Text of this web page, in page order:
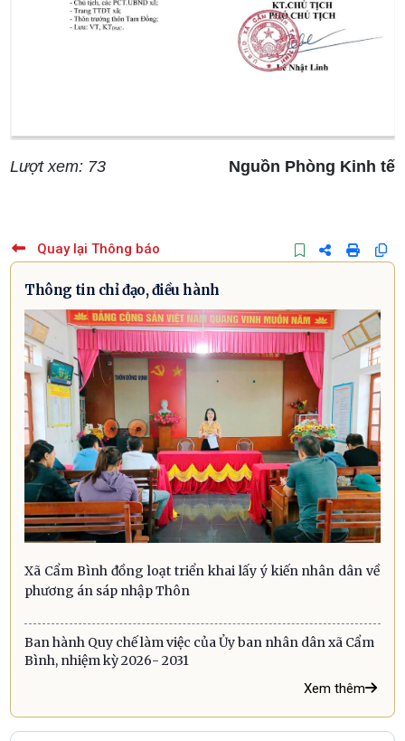
Lượt xem: 73 Nguồn Phòng Kinh tế
Quay lại Thông báo
Thông tin chỉ đạo, điều hành
Xã Cẩm Bình đồng loạt triển khai lấy ý kiến nhân dân về
phương án sáp nhập Thôn
Ban hành Quy chế làm việc của Ủy ban nhân dân xã Cẩm
Bình, nhiệm kỳ 2026- 2031
Xem thêm